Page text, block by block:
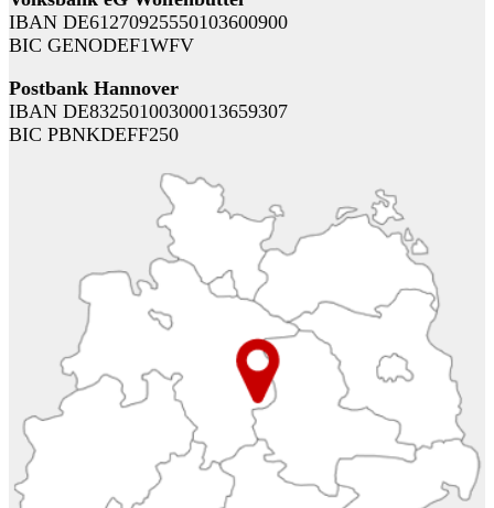
IBAN DE61270925550103600900
BIC GENODEF1WFV
Postbank Hannover
IBAN DE83250100300013659307
BIC PBNKDEFF250